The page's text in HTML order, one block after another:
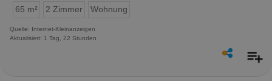
65 m²
2 Zimmer Wohnung
Quelle: Internet-Kleinanzeigen
Aktualisiert: 1 Tag, 22 Stunden